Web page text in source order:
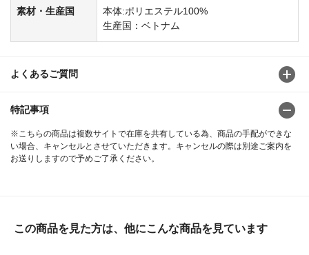
素材・生産国
本体:ポリエステル100%
生産国：ベトナム
よくあるご質問
特記事項
※こちらの商品は複数サイトで在庫を共有している為、商品の手配ができな
い場合、キャンセルとさせていただきます。キャンセルの際は別途ご案内を
お送りしますので予めご了承ください。
この商品を見た方は、他にこんな商品を見ています